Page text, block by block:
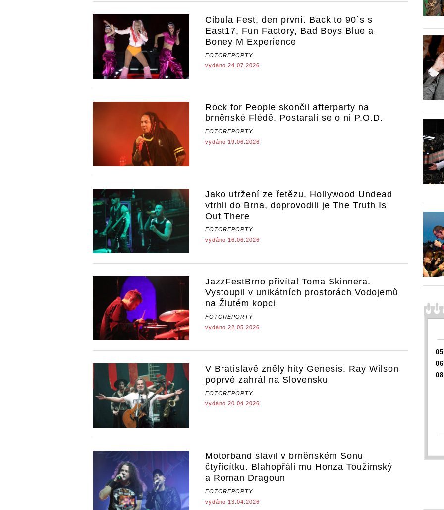
Cibula Fest, den první. Back to 90´s s
East17, Fun Factory, Bad Boys Blue a
Boney M Experience
FOTOREPORTY
vydáno 24.07.2026
Rock for People skončil afterparty na
brněnské Flédě. Postarali se o ni P.O.D.
FOTOREPORTY
vydáno 19.06.2026
Jako utržení ze řetězu. Hollywood Undead
vtrhli do Brna, doprovodili je The Truth Is
Out There
FOTOREPORTY
vydáno 16.06.2026
JazzFestBrno přivítal Toma Skinnera.
Vystoupil v unikátních prostorách Vodojemů
na Žlutém kopci
FOTOREPORTY
vydáno 22.05.2026
V Bratislavě zněly hity Genesis. Ray Wilson
poprvé zahrál na Slovensku
FOTOREPORTY
vydáno 20.04.2026
Motorband slavil v brněnském Sonu
čtyřicítku. Blahopřáli mu Honza Toužimský
a Roman Dragoun
FOTOREPORTY
vydáno 13.04.2026